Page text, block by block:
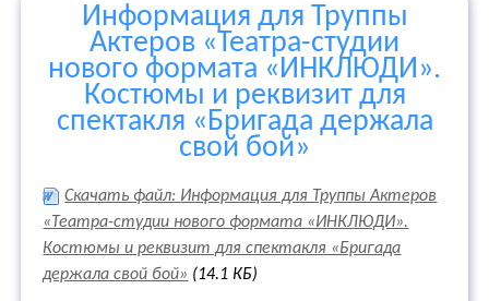
Информация для Труппы
Актеров «Театра-студии
нового формата «ИНКЛЮДИ».
Костюмы и реквизит для
спектакля «Бригада держала
свой бой»
Скачать файл: Информация для Труппы Актеров
«Театра-студии нового формата «ИНКЛЮДИ».
Костюмы и реквизит для спектакля «Бригада
держала свой бой» (14.1 КБ)